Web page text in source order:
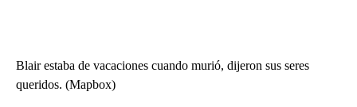
Blair estaba de vacaciones cuando murió, dijeron sus seres
queridos. (Mapbox)